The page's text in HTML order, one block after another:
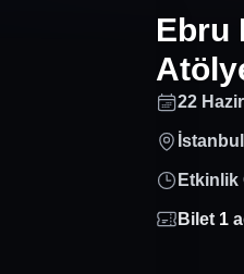
Ebru
22
Etkinlik
Bilet 1